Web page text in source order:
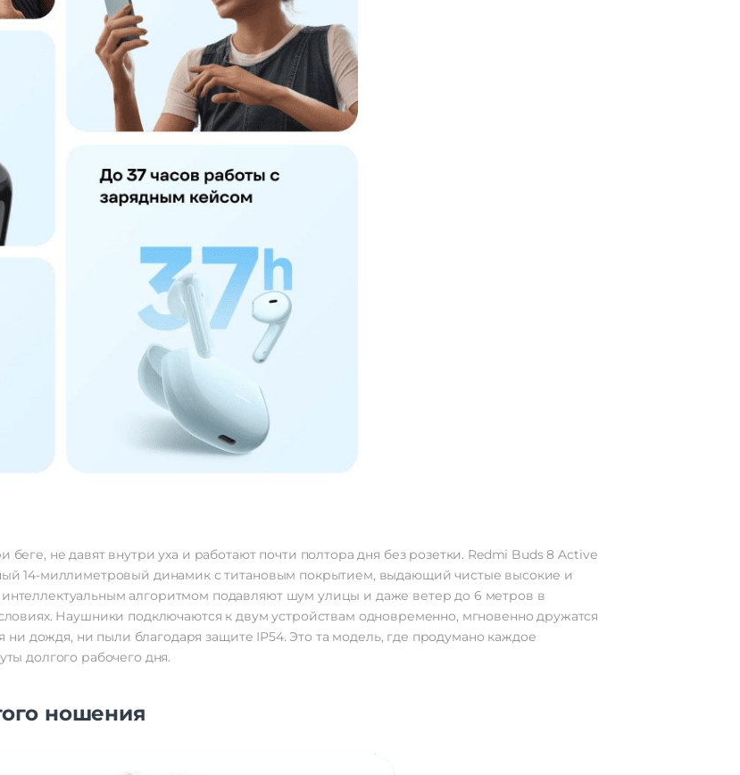
не давят внутри уха и работают почти полтора дня без розетки. Redmi Buds 8 Active
14-миллиметровый динамик с титановым покрытием, выдающий чистые высокие и
алгоритмом подавляют шум улицы и даже ветер до 6 метров в
Наушники подключаются к двум устройствам одновременно, мгновенно дружатся
ни дождя, ни пыли благодаря защите IP54. Это та модель, где продумано каждое
долгого рабочего дня.
ношения